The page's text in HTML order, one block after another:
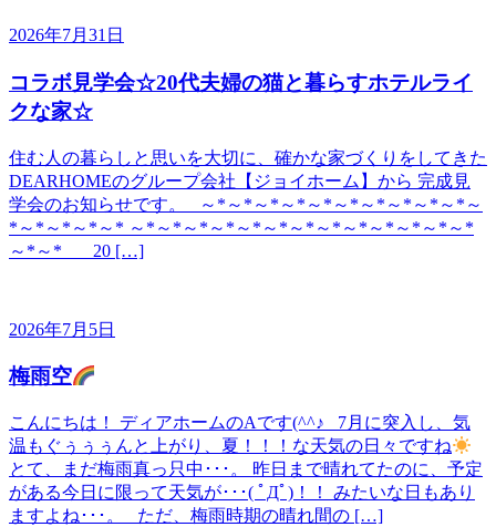
2026年7月31日
コラボ見学会☆20代夫婦の猫と暮らすホテルライ
クな家☆
住む人の暮らしと思いを大切に、確かな家づくりをしてきた
DEARHOMEのグループ会社【ジョイホーム】から 完成見
学会のお知らせです。 ～*～*～*～*～*～*～*～*～*～*～
*～*～*～*～* ～*～*～*～*～*～*～*～*～*～*～*～*～*
～*～* 20 […]
2026年7月5日
梅雨空
こんにちは！ ディアホームのAです(^^♪ 7月に突入し、気
温もぐぅぅぅんと上がり、夏！！！な天気の日々ですね
とて、まだ梅雨真っ只中･･･。 昨日まで晴れてたのに、予定
がある今日に限って天気が･･･( ﾟДﾟ)！！ みたいな日もあり
ますよね･･･。 ただ、梅雨時期の晴れ間の […]